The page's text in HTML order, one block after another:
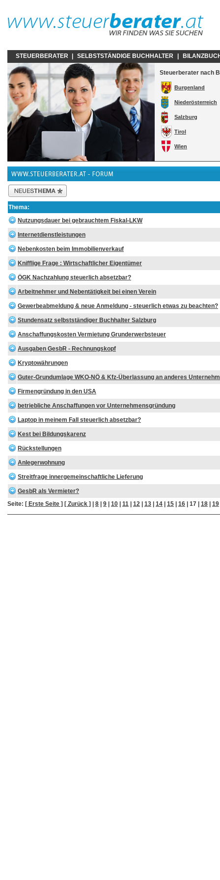
STEUERBERATER SELBSTSTÄNDIGE BUCHHALTER
Steuerberater nach
Burgenland
Niederösterreich
Salzburg
Tirol
Wien
Thema:
Nutzungsdauer bei gebrauchtem Fiskal-LKW
Internetdienstleistungen
Nebenkosten beim Immobilienverkauf
Knifflige Frage : Wirtschaftlicher Eigentümer
ÖGK Nachzahlung steuerlich absetzbar?
Arbeitnehmer und Nebentätigkeit bei einen Verein
Gewerbeabmeldung & neue Anmeldung - steuerlich etwas zu beachten?
Stundensatz selbstständiger Buchhalter Salzburg
Anschaffungskosten Vermietung Grunderwerbsteuer
Ausgaben GesbR - Rechnungskopf
Kryptowährungen
Guter-Grundumlage WKO-NÖ & Kfz-Überlassung an anderes
Firmengründung in den USA
betriebliche Anschaffungen vor Unternehmensgründung
Laptop in meinem Fall steuerlich absetzbar?
Kest bei Bildungskarenz
Rückstellungen
Anlegerwohnung
Streitfrage innergemeinschaftliche Lieferung
GesbR als Vermieter?
Seite: [ Erste Seite ] [ Zurück ] 8 9 10 11 12 13 14 15 16 17 18 19